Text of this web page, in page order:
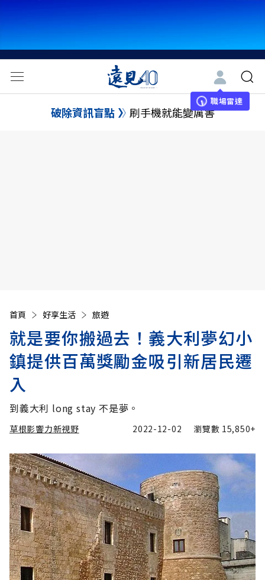
職場雷達
破除資訊盲點 刷手機就能變厲害
首頁 好享生活 旅遊
就是要你搬過去！義大利夢幻小
鎮提供百萬獎勵金吸引新居民遷
入
到義大利 long stay 不是夢。
草根影響力新視野 2022-12-02 瀏覽數 15,850+